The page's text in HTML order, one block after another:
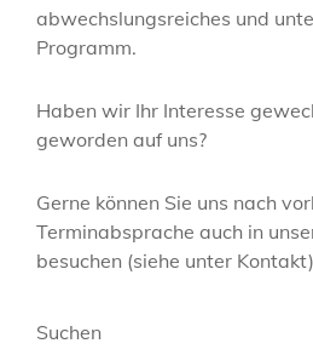
abwechslungsreiches und
Programm.
Haben wir Ihr Interesse
geworden auf uns?
Gerne können Sie uns nach
Terminabsprache auch in
besuchen (siehe unter
Suchen